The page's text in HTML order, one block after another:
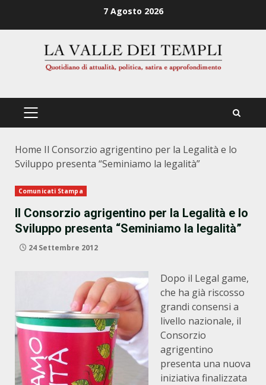
7 Agosto 2026
PRIMÄRES
Home Il Consorzio agrigentino per la Legalità e lo
Sviluppo presenta “Seminiamo la legalità”
Comunicati Stampa
Il Consorzio agrigentino per la Legalità e lo
Sviluppo presenta “Seminiamo la legalità”
24 Settembre 2012
Dopo il Legal game,
che ha già riscosso
grandi consensi a
livello nazionale, il
Consorzio
agrigentino
presenta una nuova
iniziativa finalizzata